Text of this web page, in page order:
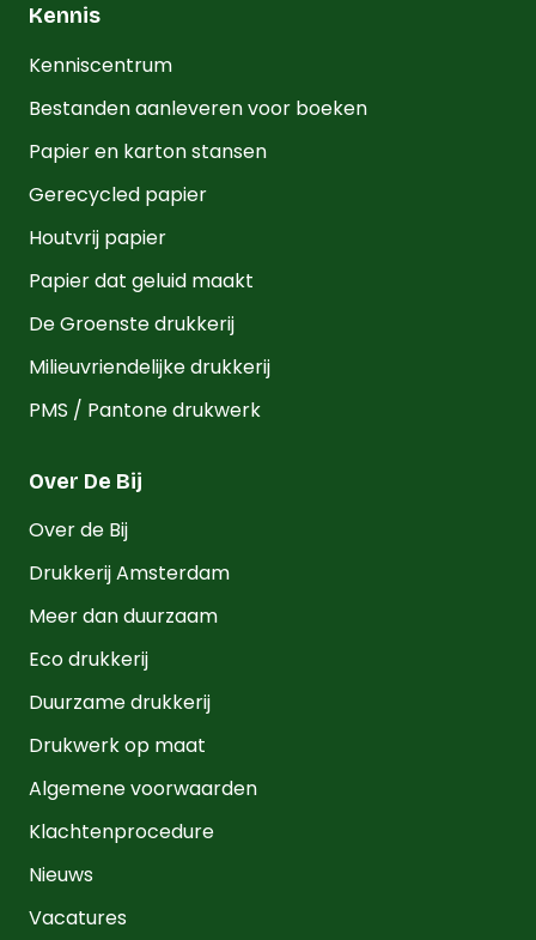
Kennis
Kenniscentrum
Bestanden aanleveren voor boeken
Papier en karton stansen
Gerecycled papier
Houtvrij papier
Papier dat geluid maakt
De Groenste drukkerij
Milieuvriendelijke drukkerij
PMS / Pantone drukwerk
Over De Bij
Over de Bij
Drukkerij Amsterdam
Meer dan duurzaam
Eco drukkerij
Duurzame drukkerij
Drukwerk op maat
Algemene voorwaarden
Klachtenprocedure
Nieuws
Vacatures